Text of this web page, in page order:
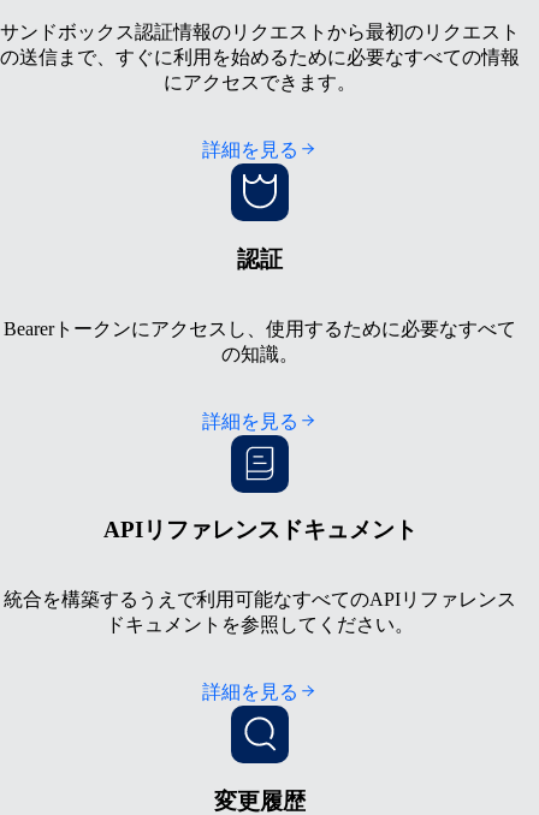
サンドボックス認証情報のリクエストから最初のリクエスト
の送信まで、すぐに利用を始めるために必要なすべての情報
にアクセスできます。
詳細を見る
認証
Bearerトークンにアクセスし、使用するために必要なすべて
の知識。
詳細を見る
APIリファレンスドキュメント
統合を構築するうえで利用可能なすべてのAPIリファレンス
ドキュメントを参照してください。
詳細を見る
変更履歴